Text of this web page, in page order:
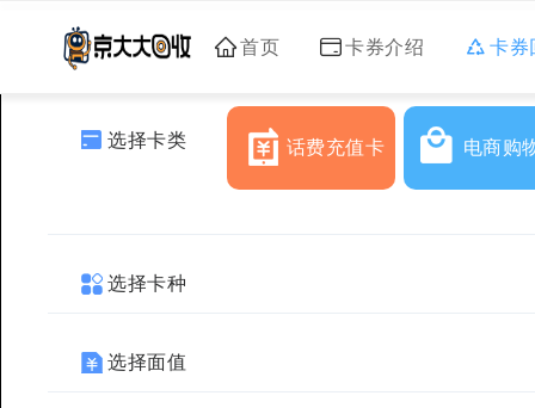
首页 卡券介绍 卡券
选择卡类 话费充值卡 电商购
选择卡种
选择面值